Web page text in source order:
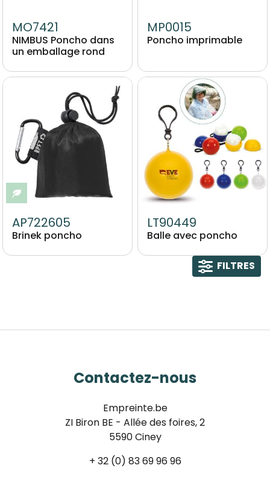
MO7421
NIMBUS Poncho dans
un emballage rond
MP0015
Poncho imprimable
Image
Eco-responsable
AP722605
Brinek poncho
Image
LT90449
Balle avec poncho
FILTRES
Contactez-nous
Empreinte.be
ZI Biron BE - Allée des foires, 2
5590 Ciney
+ 32 (0) 83 69 96 96